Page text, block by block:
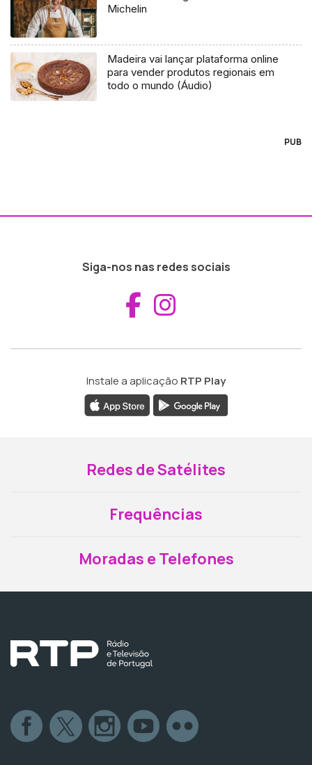
Michelin
Madeira vai lançar plataforma online
para vender produtos regionais em
todo o mundo (Áudio)
PUB
Siga-nos nas redes sociais
Aceder ao
Instale a aplicação RTP Play
Redes de Satélites
Frequências
Moradas e Telefones